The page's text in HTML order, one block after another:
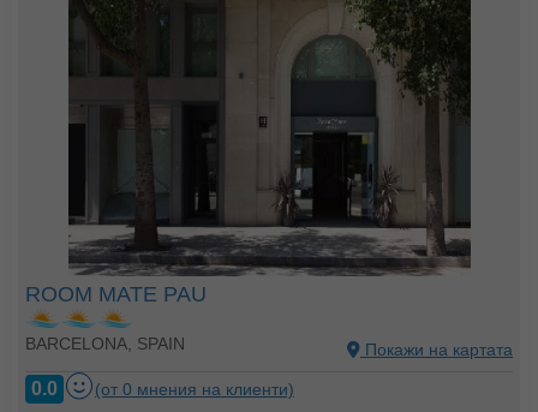
ROOM MATE PAU
BARCELONA, SPAIN Покажи на картата
0.0 (от 0 мнения на клиенти)